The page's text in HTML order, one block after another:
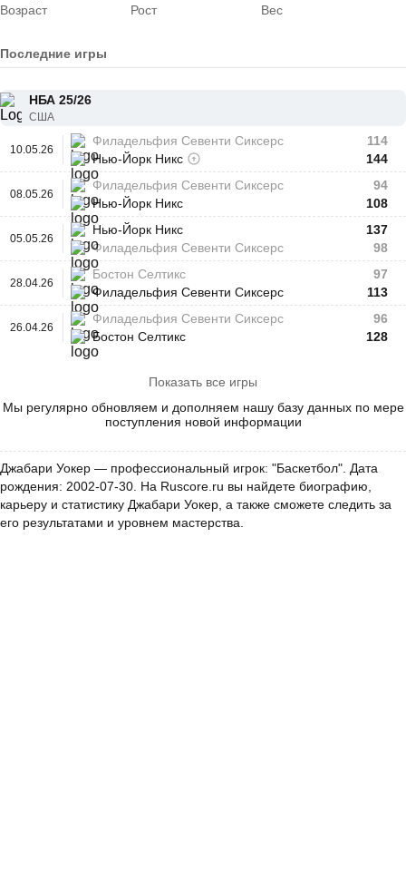
Возраст
Рост
Вес
Последние игры
НБА 25/26
США
10.05.26
Филадельфия Севенти Сиксерс
Нью-Йорк Никс
114
144
08.05.26
Филадельфия Севенти Сиксерс
Нью-Йорк Никс
94
108
05.05.26
Нью-Йорк Никс
Филадельфия Севенти Сиксерс
137
98
28.04.26
Бостон Селтикс
Филадельфия Севенти Сиксерс
97
113
26.04.26
Филадельфия Севенти Сиксерс
Бостон Селтикс
96
128
Показать все игры
Мы регулярно обновляем и дополняем нашу базу данных по мере
поступления новой информации
Джабари Уокер — профессиональный игрок: "Баскетбол". Дата
рождения: 2002-07-30. На Ruscore.ru вы найдете биографию,
карьеру и статистику Джабари Уокер, а также сможете следить за
его результатами и уровнем мастерства.